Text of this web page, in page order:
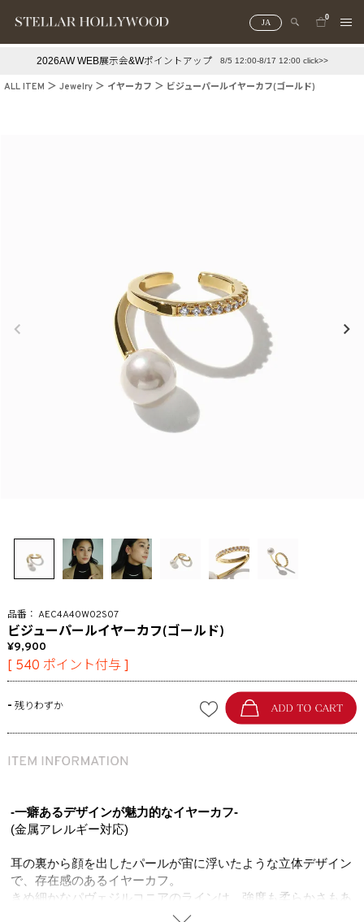
JA
0
2026AW WEB展示会&Wポイントアップ 8/5 12:00-8/17 12:00 click>>
ALL ITEM Jewelry イヤーカフ ビジューパールイヤーカフ(ゴールド)
AEC4A40W02S07
ビジューパールイヤーカフ(ゴールド)
9,900
[ 540 ポイント付与 ]
- 残りわずか
-一癖あるデザインが魅力的なイヤーカフ-
(金属アレルギー対応)
耳の裏から顔を出したパールが宙に浮いたような立体デザイン
で、存在感のあるイヤーカフ。
きめ細かなパヴェジルコニアのラインは、強度も柔らかさもあ
る真鍮ならでは。重厚感のあるデザインながら軽く、ストレス